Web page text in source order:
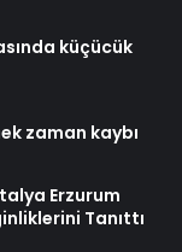
küçücük
zaman kaybı
Erzurum
Tanıttı